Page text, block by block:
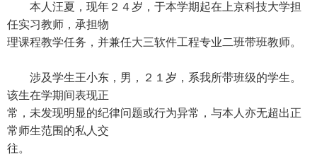
本人汪夏，现年２４岁，于本学期起在上京科技大学担
任实习教师，承担物
理课程教学任务，并兼任大三软件工程专业二班带班教师。
涉及学生王小东，男，２１岁，系我所带班级的学生。
该生在学期间表现正
常，未发现明显的纪律问题或行为异常，与本人亦无超出正
常师生范围的私人交
往。